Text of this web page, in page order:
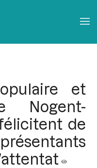
et
Nogent-
de